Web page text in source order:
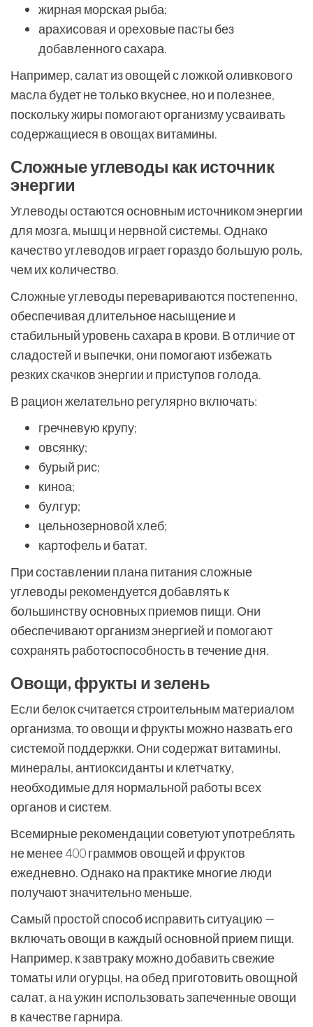
жирная морская рыба;
арахисовая и ореховые пасты без
добавленного сахара.
Например, салат из овощей с ложкой оливкового
масла будет не только вкуснее, но и полезнее,
поскольку жиры помогают организму усваивать
содержащиеся в овощах витамины.
Сложные углеводы как источник
энергии
Углеводы остаются основным источником энергии
для мозга, мышц и нервной системы. Однако
качество углеводов играет гораздо большую роль,
чем их количество.
Сложные углеводы перевариваются постепенно,
обеспечивая длительное насыщение и
стабильный уровень сахара в крови. В отличие от
сладостей и выпечки, они помогают избежать
резких скачков энергии и приступов голода.
В рацион желательно регулярно включать:
гречневую крупу;
овсянку;
бурый рис;
киноа;
булгур;
цельнозерновой хлеб;
картофель и батат.
При составлении плана питания сложные
углеводы рекомендуется добавлять к
большинству основных приемов пищи. Они
обеспечивают организм энергией и помогают
сохранять работоспособность в течение дня.
Овощи, фрукты и зелень
Если белок считается строительным материалом
организма, то овощи и фрукты можно назвать его
системой поддержки. Они содержат витамины,
минералы, антиоксиданты и клетчатку,
необходимые для нормальной работы всех
органов и систем.
Всемирные рекомендации советуют употреблять
не менее 400 граммов овощей и фруктов
ежедневно. Однако на практике многие люди
получают значительно меньше.
Самый простой способ исправить ситуацию —
включать овощи в каждый основной прием пищи.
Например, к завтраку можно добавить свежие
томаты или огурцы, на обед приготовить овощной
салат, а на ужин использовать запеченные овощи
в качестве гарнира.